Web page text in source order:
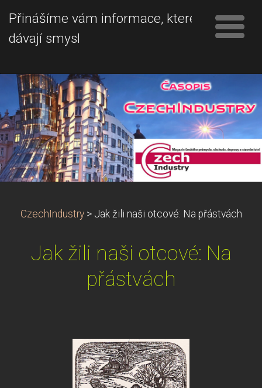
Přinášíme vám informace, které
dávají smysl
CzechIndustry > Jak žili naši otcové: Na přástvách
Jak žili naši otcové: Na
přástvách